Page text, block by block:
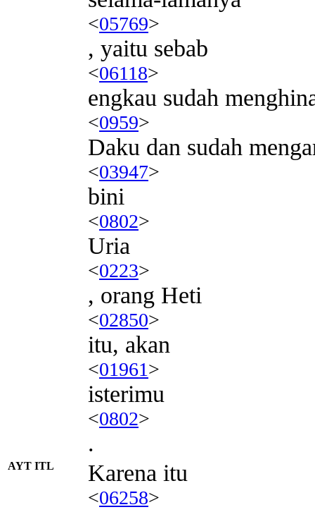
<05769>
, yaitu sebab
<06118>
engkau sudah
<0959>
Daku dan sudah
<03947>
bini
<0802>
Uria
<0223>
, orang Heti
<02850>
itu, akan
<01961>
isterimu
<0802>
.
AYT ITL Karena itu
<06258>